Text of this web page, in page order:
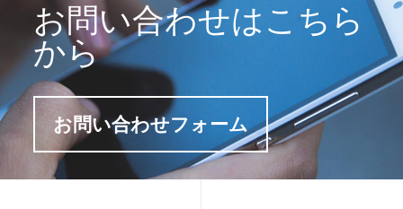
お問い合わせはこちら
から
お問い合わせフォーム